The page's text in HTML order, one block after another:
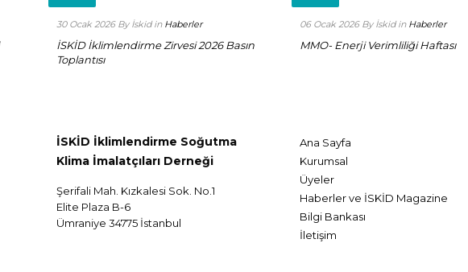
30 Ocak 2026 By İskid in Haberler
İSKİD İklimlendirme Zirvesi 2026 Basın
Toplantısı
06 Ocak 2026 By İskid in Haberler
MMO- Enerji Verimliliği Haftası
İSKİD İklimlendirme Soğutma
Klima İmalatçıları Derneği
Şerifali Mah. Kızkalesi Sok. No.1
Elite Plaza B-6
Ümraniye 34775 İstanbul
Ana Sayfa
Kurumsal
Üyeler
Haberler ve İSKİD Magazine
Bilgi Bankası
İletişim